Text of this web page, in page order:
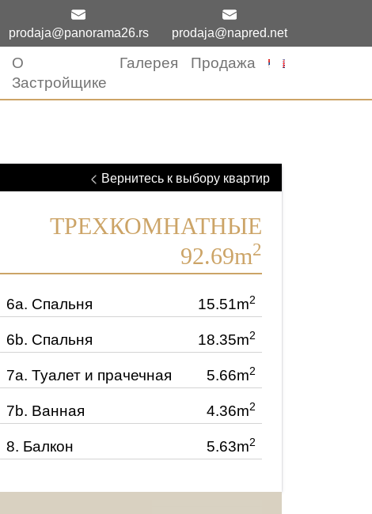
prodaja@panorama26.rs prodaja@napred.net
О
Застройщике
Галерея Продажа
Вернитесь к выбору квартир
ТРЕХКОМНАТНЫЕ
92.69m2
6a. Спальня 15.51m2
6b. Спальня 18.35m2
7a. Туалет и прачечная 5.66m2
7b. Ванная 4.36m2
8. Балкон 5.63m2